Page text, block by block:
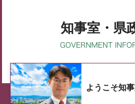
知事室・県
ようこそ知